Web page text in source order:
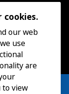
cookies.
our web
use
are
to view